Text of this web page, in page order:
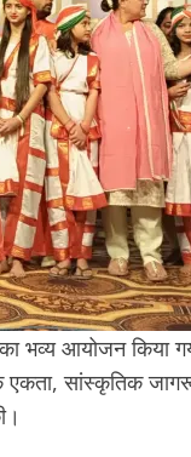
का भव्य आयोजन
एकता, सांस्कृतिक